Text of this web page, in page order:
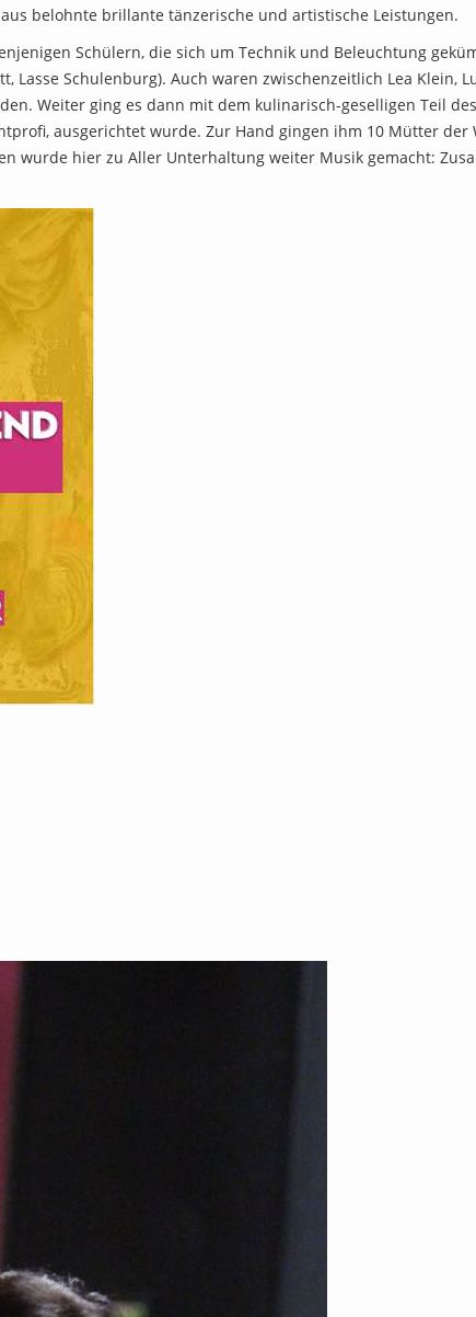
belohnte brillante tänzerische und artistische Leistungen.
Schülern, die sich um Technik und Beleuchtung
Lasse Schulenburg). Auch waren zwischenzeitlich Lea Klein,
Weiter ging es dann mit dem kulinarisch-geselligen Teil
ausgerichtet wurde. Zur Hand gingen ihm 10 Mütter der
wurde hier zu Aller Unterhaltung weiter Musik gemacht: